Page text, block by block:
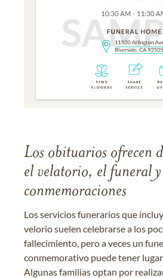
Los obituarios ofrecen
el velatorio, el funeral
conmemoraciones
Los servicios funerarios que
velorio suelen celebrarse a los
fallecimiento, pero a veces un
conmemorativo puede tener
Algunas familias optan por